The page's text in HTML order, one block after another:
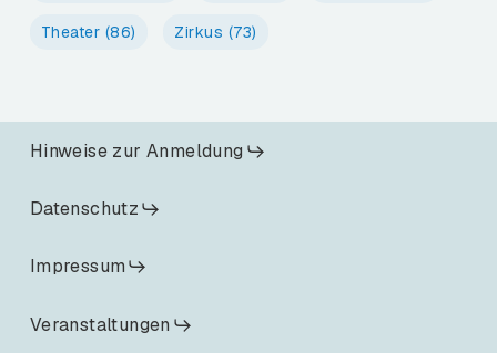
Theater (86) Zirkus (73)
Hinweise zur Anmeldung
Datenschutz
Impressum
Veranstaltungen